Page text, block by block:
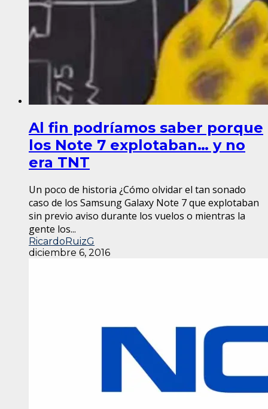
Al fin podríamos saber porque
los Note 7 explotaban… y no
era TNT
Un poco de historia ¿Cómo olvidar el tan sonado
caso de los Samsung Galaxy Note 7 que explotaban
sin previo aviso durante los vuelos o mientras la
gente los...
RicardoRuizG
diciembre 6, 2016